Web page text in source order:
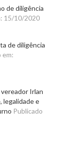
de diligência
15/10/2020
de diligência
em:
Irlan
legalidade e
Publicado